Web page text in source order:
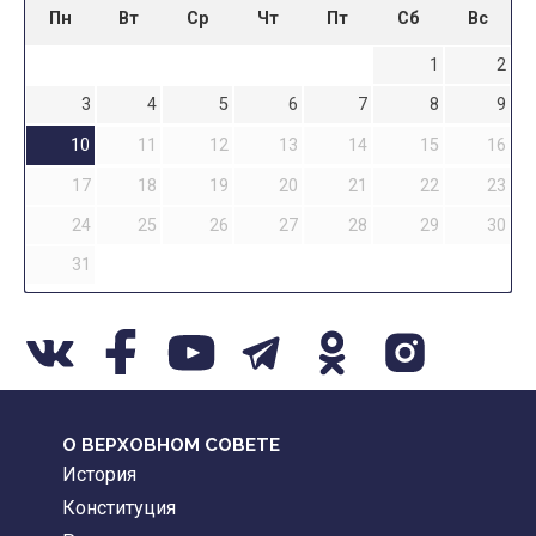
Пн Вт Ср Чт Пт Сб Вс
1
2
3
4 5 6 7 8
9
10
11 12 13 14 15
16
17
18 19 20 21 22
23
24
25 26 27 28 29
30
31
О ВЕРХОВНОМ СОВЕТЕ
История
Конституция